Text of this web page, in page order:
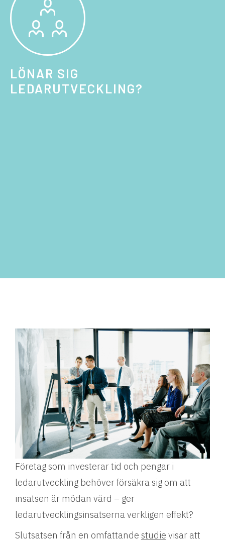
LÖNAR SIG
LEDARUTVECKLING?
Företag som investerar tid och pengar i
ledarutveckling behöver försäkra sig om att
insatsen är mödan värd – ger
ledarutvecklingsinsatserna verkligen effekt?
Slutsatsen från en omfattande studie visar att